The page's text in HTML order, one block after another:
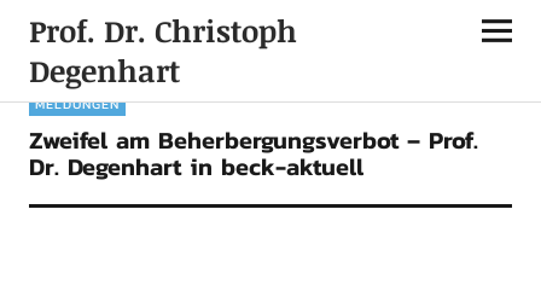
Prof. Dr. Christoph
Degenhart
MELDUNGEN
Zweifel am Beherbergungsverbot – Prof.
Dr. Degenhart in beck-aktuell